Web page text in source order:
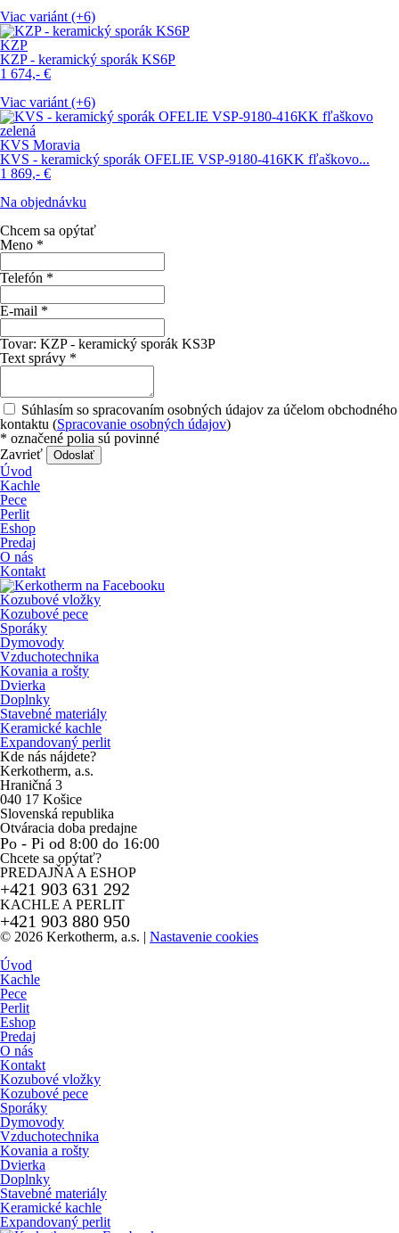
Viac variánt (+6)
KZP
KZP - keramický sporák KS6P
1 674,- €
Viac variánt (+6)
KVS Moravia
KVS - keramický sporák OFELIE VSP-9180-416KK fľaškovo...
1 869,- €
Na objednávku
Chcem sa opýtať
Meno *
Telefón *
E-mail *
Tovar: KZP - keramický sporák KS3P
Text správy *
Súhlasím so spracovaním osobných údajov za účelom obchodného
kontaktu (Spracovanie osobných údajov)
* označené polia sú povinné
Zavrieť
Odoslať
Úvod
Kachle
Pece
Perlit
Eshop
Predaj
O nás
Kontakt
Kozubové vložky
Kozubové pece
Sporáky
Dymovody
Vzduchotechnika
Kovania a rošty
Dvierka
Doplnky
Stavebné materiály
Keramické kachle
Expandovaný perlit
Kde nás nájdete?
Kerkotherm, a.s.
Hraničná 3
040 17 Košice
Slovenská republika
Otváracia doba predajne
Po - Pi od 8:00 do 16:00
Chcete sa opýtať?
PREDAJŇA A ESHOP
+421 903 631 292
KACHLE A PERLIT
+421 903 880 950
© 2026 Kerkotherm, a.s. | Nastavenie cookies
Úvod
Kachle
Pece
Perlit
Eshop
Predaj
O nás
Kontakt
Kozubové vložky
Kozubové pece
Sporáky
Dymovody
Vzduchotechnika
Kovania a rošty
Dvierka
Doplnky
Stavebné materiály
Keramické kachle
Expandovaný perlit